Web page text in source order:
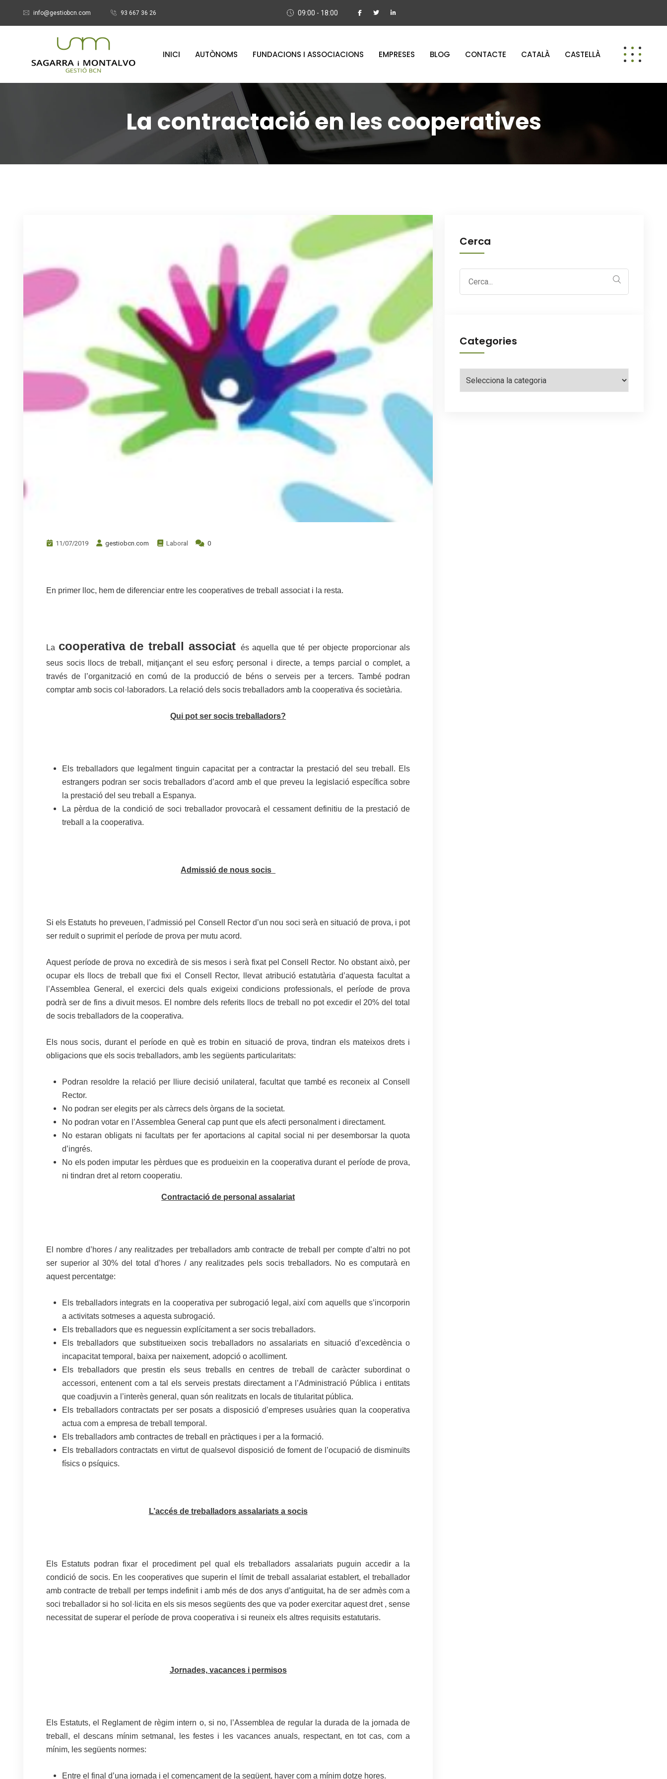
info@gestiobcn.com 93 667 36 26 09:00 - 18:00
INICI AUTÒNOMS FUNDACIONS I ASSOCIACIONS EMPRESES BLOG CONTACTE CATALÀ CASTELLÀ
La contractació en les cooperatives
11/07/2019 gestiobcn.com Laboral 0
En primer lloc, hem de diferenciar entre les cooperatives de treball associat i la resta.
La cooperativa de treball associat és aquella que té per objecte proporcionar als
seus socis llocs de treball, mitjançant el seu esforç personal i directe, a temps parcial o complet, a
través de l’organització en comú de la producció de béns o serveis per a tercers. També podran
comptar amb socis col·laboradors. La relació dels socis treballadors amb la cooperativa és societària.
Qui pot ser socis treballadors?
Els treballadors que legalment tinguin capacitat per a contractar la prestació del seu treball. Els
estrangers podran ser socis treballadors d’acord amb el que preveu la legislació específica sobre
la prestació del seu treball a Espanya.
La pèrdua de la condició de soci treballador provocarà el cessament definitiu de la prestació de
treball a la cooperativa.
Admissió de nous socis
Si els Estatuts ho preveuen, l’admissió pel Consell Rector d’un nou soci serà en situació de prova, i pot
ser reduït o suprimit el període de prova per mutu acord.
Aquest període de prova no excedirà de sis mesos i serà fixat pel Consell Rector. No obstant això, per
ocupar els llocs de treball que fixi el Consell Rector, llevat atribució estatutària d’aquesta facultat a
l’Assemblea General, el exercici dels quals exigeixi condicions professionals, el període de prova
podrà ser de fins a divuit mesos. El nombre dels referits llocs de treball no pot excedir el 20% del total
de socis treballadors de la cooperativa.
Els nous socis, durant el període en què es trobin en situació de prova, tindran els mateixos drets i
obligacions que els socis treballadors, amb les següents particularitats:
Podran resoldre la relació per lliure decisió unilateral, facultat que també es reconeix al Consell
Rector.
No podran ser elegits per als càrrecs dels òrgans de la societat.
No podran votar en l’Assemblea General cap punt que els afecti personalment i directament.
No estaran obligats ni facultats per fer aportacions al capital social ni per desemborsar la quota
d’ingrés.
No els poden imputar les pèrdues que es produeixin en la cooperativa durant el període de prova,
ni tindran dret al retorn cooperatiu.
Contractació de personal assalariat
El nombre d’hores / any realitzades per treballadors amb contracte de treball per compte d’altri no pot
ser superior al 30% del total d’hores / any realitzades pels socis treballadors. No es computarà en
aquest percentatge:
Els treballadors integrats en la cooperativa per subrogació legal, així com aquells que s’incorporin
a activitats sotmeses a aquesta subrogació.
Els treballadors que es neguessin explícitament a ser socis treballadors.
Els treballadors que substitueixen socis treballadors no assalariats en situació d’excedència o
incapacitat temporal, baixa per naixement, adopció o acolliment.
Els treballadors que prestin els seus treballs en centres de treball de caràcter subordinat o
accessori, entenent com a tal els serveis prestats directament a l’Administració Pública i entitats
que coadjuvin a l’interès general, quan són realitzats en locals de titularitat pública.
Els treballadors contractats per ser posats a disposició d’empreses usuàries quan la cooperativa
actua com a empresa de treball temporal.
Els treballadors amb contractes de treball en pràctiques i per a la formació.
Els treballadors contractats en virtut de qualsevol disposició de foment de l’ocupació de disminuïts
físics o psíquics.
L’accés de treballadors assalariats a socis
Els Estatuts podran fixar el procediment pel qual els treballadors assalariats puguin accedir a la
condició de socis. En les cooperatives que superin el límit de treball assalariat establert, el treballador
amb contracte de treball per temps indefinit i amb més de dos anys d’antiguitat, ha de ser admès com a
soci treballador si ho sol·licita en els sis mesos següents des que va poder exercitar aquest dret , sense
necessitat de superar el període de prova cooperativa i si reuneix els altres requisits estatutaris.
Jornades, vacances i permisos
Els Estatuts, el Reglament de règim intern o, si no, l’Assemblea de regular la durada de la jornada de
treball, el descans mínim setmanal, les festes i les vacances anuals, respectant, en tot cas, com a
mínim, les següents normes:
Entre el final d’una jornada i el començament de la següent, haver com a mínim dotze hores.
Cerca
Categories